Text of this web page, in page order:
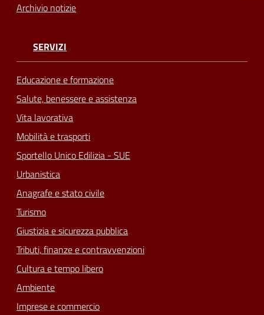
Archivio notizie
SERVIZI
Educazione e formazione
Salute, benessere e assistenza
Vita lavorativa
Mobilità e trasporti
Sportello Unico Edilizia - SUE
Urbanistica
Anagrafe e stato civile
Turismo
Giustizia e sicurezza pubblica
Tributi, finanze e contravvenzioni
Cultura e tempo libero
Ambiente
Imprese e commercio